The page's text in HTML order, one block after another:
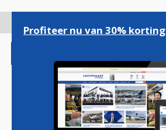
gaan
Profiteer nu van 30% korting